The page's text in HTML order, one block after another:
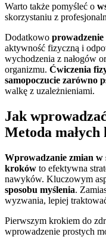
Warto także pomyśleć o
skorzystaniu z
Dodatkowo prowadzenie
aktywność fizyczną i
wychodzenia z nałogów
organizmu. Ćwiczenia
samopoczucie zarówno
walkę z uzależnieniami.
Jak
Metoda
Wprowadzanie zmian w
kroków to efektywna
nawyków. Kluczowym
sposobu myślenia.
wyzwania, lepiej
Pierwszym krokiem do
wprowadzenie prostych